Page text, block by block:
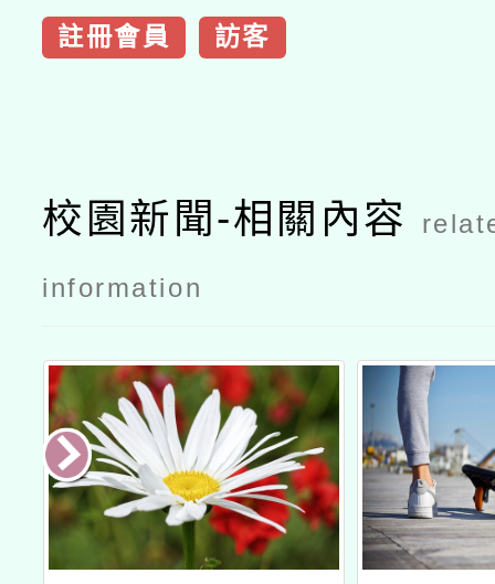
註冊會員 訪客
校園新聞-相關內容
information